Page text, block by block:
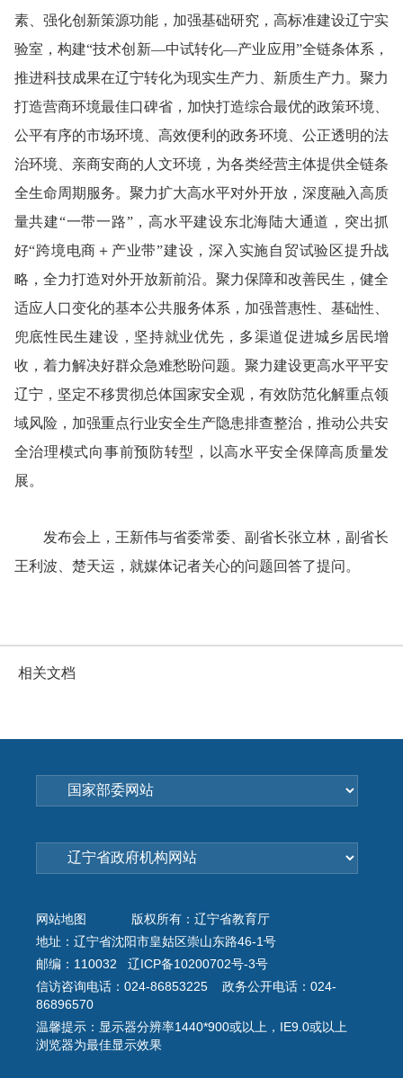
素、强化创新策源功能，加强基础研究，高标准建设辽宁实
验室，构建“技术创新—中试转化—产业应用”全链条体系，
推进科技成果在辽宁转化为现实生产力、新质生产力。聚力
打造营商环境最佳口碑省，加快打造综合最优的政策环境、
公平有序的市场环境、高效便利的政务环境、公正透明的法
治环境、亲商安商的人文环境，为各类经营主体提供全链条
全生命周期服务。聚力扩大高水平对外开放，深度融入高质
量共建“一带一路”，高水平建设东北海陆大通道，突出抓
好“跨境电商＋产业带”建设，深入实施自贸试验区提升战
略，全力打造对外开放新前沿。聚力保障和改善民生，健全
适应人口变化的基本公共服务体系，加强普惠性、基础性、
兜底性民生建设，坚持就业优先，多渠道促进城乡居民增
收，着力解决好群众急难愁盼问题。聚力建设更高水平平安
辽宁，坚定不移贯彻总体国家安全观，有效防范化解重点领
域风险，加强重点行业安全生产隐患排查整治，推动公共安
全治理模式向事前预防转型，以高水平安全保障高质量发
展。
发布会上，王新伟与省委常委、副省长张立林，副省长
王利波、楚天运，就媒体记者关心的问题回答了提问。
相关文档
网站地图
版权所有：辽宁省教育厅
地址：辽宁省沈阳市皇姑区崇山东路46-1号
邮编：110032 辽ICP备10200702号-3号
信访咨询电话：024-86853225 政务公开电话：024-
86896570
温馨提示：显示器分辨率1440*900或以上，IE9.0或以上
浏览器为最佳显示效果